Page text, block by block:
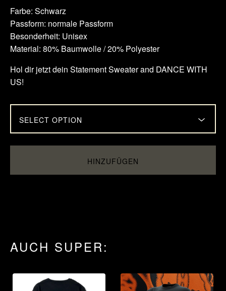
Farbe: Schwarz
Passform: normale Passform
Besonderheit: Unisex
Material: 80% Baumwolle / 20% Polyester
Hol dir jetzt dein Statement Sweater and DANCE WITH
US!
HINZUFÜGEN
AUCH SUPER: